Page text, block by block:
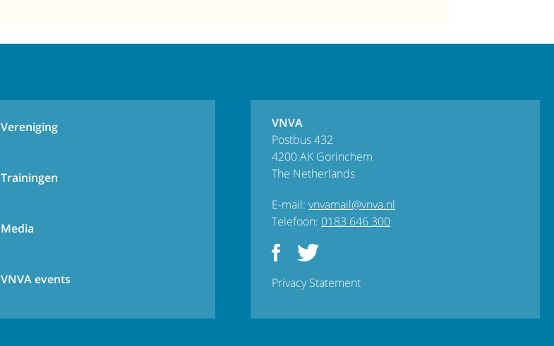
Vereniging
Trainingen
Media
VNVA events
VNVA
Postbus 432
4200 AK Gorinchem
The Netherlands
E-mail:vnvamail@vnva.nl
Telefoon: 0183 646 300
Privacy Statement